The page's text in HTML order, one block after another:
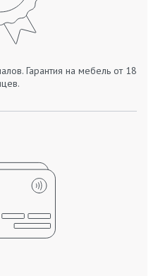
Гарантия на мебель от 18